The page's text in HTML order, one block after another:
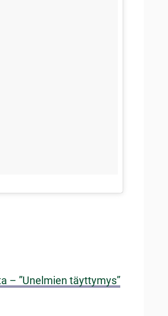
– ”Unelmien täyttymys”